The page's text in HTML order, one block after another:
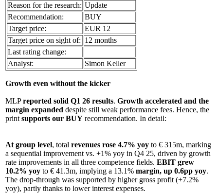
Reason for the research: Update
Recommendation:
BUY
Target price:
EUR 12
Target price on sight of: 12 months
Last rating change:
Analyst:
Simon Keller
Growth even without the kicker
MLPreported solid Q1 26 results. Growth accelerated and the
margin expanded despite still weak performance fees. Hence, the
print supports our BUY recommendation. In detail:
At group level, total revenues rose 4.7% yoy to € 315m, marking
a sequential improvement vs. +1% yoy in Q4 25, driven by growth
rate improvements in all three competence fields. EBIT grew
10.2% yoy to € 41.3m, implying a 13.1% margin, up 0.6pp yoy.
The drop-through was supported by higher gross profit (+7.2%
yoy), partly thanks to lower interest expenses.